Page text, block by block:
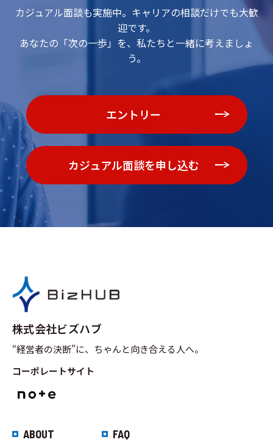
カジュアル面談も実施中。キャリアの相談だけでも大歓
迎です。
あなたの「次の一歩」を、私たちと一緒に考えましょ
う。
エントリー
カジュアル面談を申し込む
株式会社ビズハブ
“経営者の決断”に、ちゃんと向き合える人へ。
コーポレートサイト
ABOUT FAQ